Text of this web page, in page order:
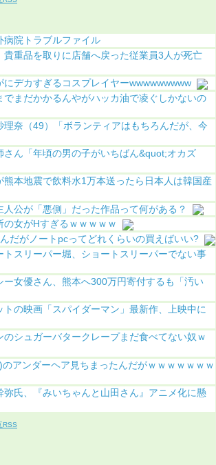
病院トラブルファイル
貴重品を取りに店舗へ戻った従業員3人が死亡
にデカすぎるコスプレイヤーwwwwwwwww
でまだかかるんやがハッカ油で凌ぐしかないの
理奈（49）「ボランティアはもちろんだが、今
さん「年頃の男の子がいちばん&quot;オカズ
熊本地震で飲料水1万本送ったら日本人は韓国産
人公が「悪側」だった作品って何がある？
の女がHすぎるｗｗｗｗｗ
だがノートpcってどれくらいの買えばいい?
トスリーパー堀、ショートスリーパーでない事
ー女優さん、熊本へ300万円寄付するも「汚い
トの映画「スパイダーマン」最新作、上映中に
のシュガーバタークレープまだ食べてない奴ｗ
のアンダーヘア見ちまったんだがｗｗｗｗｗｗｗ
弥氏、『みいちゃんと山田さん』アニメ化に懸
RSS